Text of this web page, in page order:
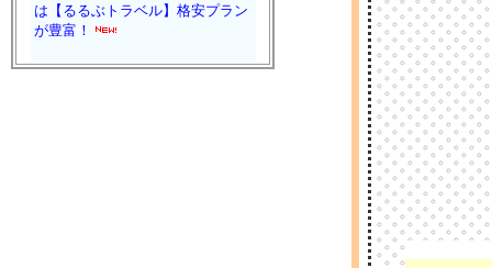
は【るるぶトラベル】格安プラン
が豊富！